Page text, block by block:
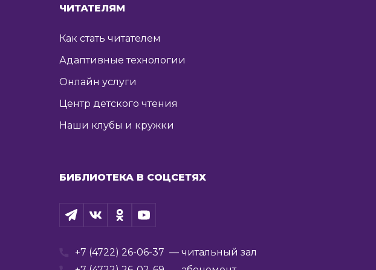
ЧИТАТЕЛЯМ
Как стать читателем
Адаптивные технологии
Онлайн услуги
Центр детского чтения
Наши клубы и кружки
БИБЛИОТЕКА В СОЦСЕТЯХ
+7 (4722) 26-06-37 — читальный зал